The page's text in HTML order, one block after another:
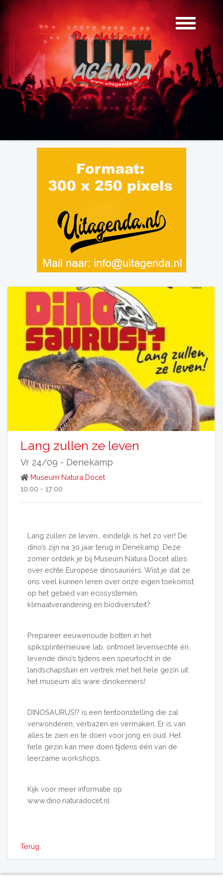
Lang zullen ze leven
Vr 24/09 - Denekamp
Museum Natura Docet
10:00 - 17:00
Lang zullen ze leven… eindelijk is het zo ver! De
dino’s zijn na 30 jaar terug in Denekamp. Deze
zomer ontdek je bij Museum Natura Docet alles
over echte Europese dinosauriërs. Wist je dat ze
ons veel kunnen leren over onze eigen toekomst
op het gebied van ecosystemen,
klimaatverandering en biodiversiteit?
Prepareer eeuwenoude botten in het
spiksplinternieuwe lab, ontmoet levensechte én
levende dino’s tijdens een speurtocht in de
landschapstuin en vertrek met het hele gezin uit
het museum als ware dinokenners!
DINOSAURUS!? is een tentoonstelling die zal
verwonderen, verbazen en vermaken. Er is van
alles te zien en te doen voor jong en oud. Het
hele gezin kan mee doen tijdens één van de
leerzame workshops.
Kijk voor meer informatie op
www.dino.naturadocet.nl
Terug